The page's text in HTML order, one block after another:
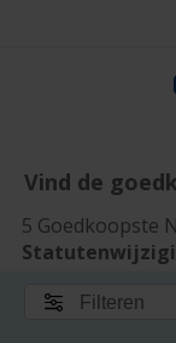
Vind de
5 Goedkoopste
Filteren